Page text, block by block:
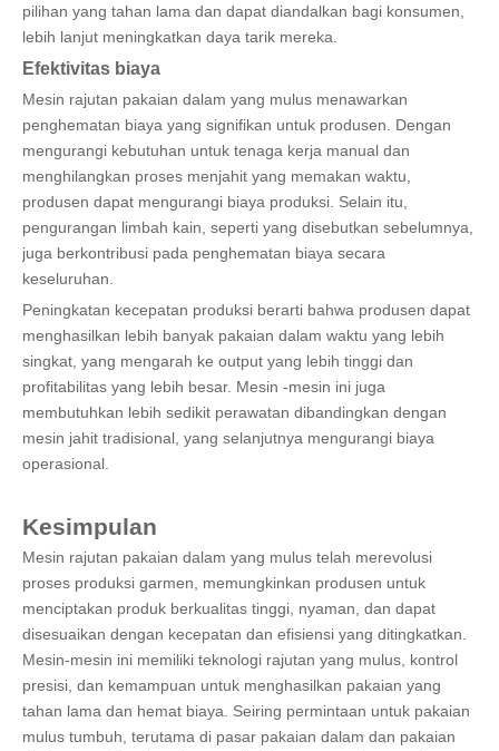
pilihan yang tahan lama dan dapat diandalkan bagi konsumen,
lebih lanjut meningkatkan daya tarik mereka.
Efektivitas biaya
Mesin rajutan pakaian dalam yang mulus menawarkan
penghematan biaya yang signifikan untuk produsen. Dengan
mengurangi kebutuhan untuk tenaga kerja manual dan
menghilangkan proses menjahit yang memakan waktu,
produsen dapat mengurangi biaya produksi. Selain itu,
pengurangan limbah kain, seperti yang disebutkan sebelumnya,
juga berkontribusi pada penghematan biaya secara
keseluruhan.
Peningkatan kecepatan produksi berarti bahwa produsen dapat
menghasilkan lebih banyak pakaian dalam waktu yang lebih
singkat, yang mengarah ke output yang lebih tinggi dan
profitabilitas yang lebih besar. Mesin -mesin ini juga
membutuhkan lebih sedikit perawatan dibandingkan dengan
mesin jahit tradisional, yang selanjutnya mengurangi biaya
operasional.
Kesimpulan
Mesin rajutan pakaian dalam yang mulus telah merevolusi
proses produksi garmen, memungkinkan produsen untuk
menciptakan produk berkualitas tinggi, nyaman, dan dapat
disesuaikan dengan kecepatan dan efisiensi yang ditingkatkan.
Mesin-mesin ini memiliki teknologi rajutan yang mulus, kontrol
presisi, dan kemampuan untuk menghasilkan pakaian yang
tahan lama dan hemat biaya. Seiring permintaan untuk pakaian
mulus tumbuh, terutama di pasar pakaian dalam dan pakaian